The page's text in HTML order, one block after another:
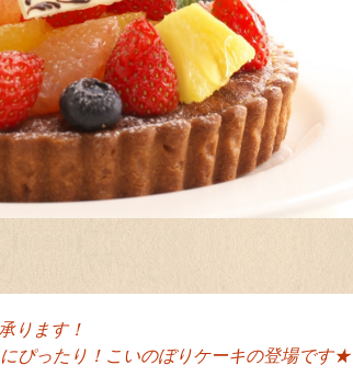
ります！
ぴったり！こいのぼりケーキの登場です★